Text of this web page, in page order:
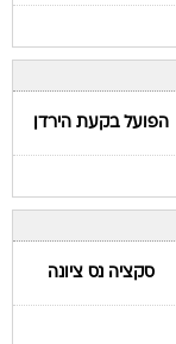
הפועל בקעת הירדן
סקציה נס ציונה